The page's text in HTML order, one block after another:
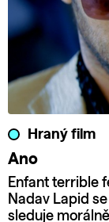
Hraný film
Ano
Enfant terrible
Nadav Lapid
sleduje